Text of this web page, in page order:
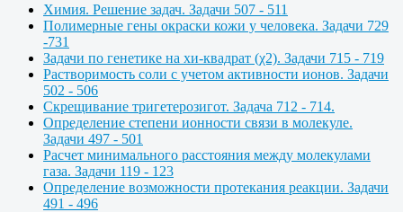
Химия. Решение задач. Задачи 507 - 511
Полимерные гены окраски кожи у человека. Задачи 729
-731
Задачи по генетике на хи-квадрат (χ2). Задачи 715 - 719
Растворимость соли с учетом активности ионов. Задачи
502 - 506
Скрещивание тригетерозигот. Задача 712 - 714.
Определение степени ионности связи в молекуле.
Задачи 497 - 501
Расчет минимального расстояния между молекулами
газа. Задачи 119 - 123
Определение возможности протекания реакции. Задачи
491 - 496